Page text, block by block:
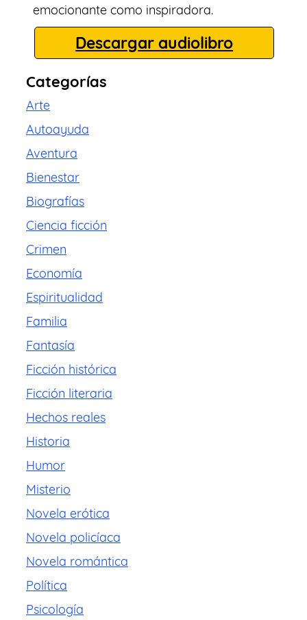
emocionante como inspiradora.
Descargar audiolibro
Categorías
Arte
Autoayuda
Aventura
Bienestar
Biografías
Ciencia ficción
Crimen
Economía
Espiritualidad
Familia
Fantasía
Ficción histórica
Ficción literaria
Hechos reales
Historia
Humor
Misterio
Novela erótica
Novela policíaca
Novela romántica
Política
Psicología